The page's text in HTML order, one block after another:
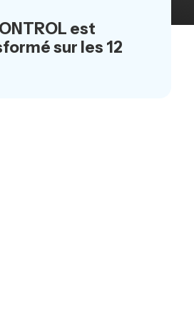
est
sur les 12